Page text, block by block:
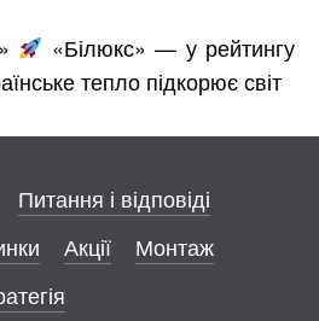
»
«Білюкс» — у рейтингу
тепло підкорює світ
Питання і відповіді
Акції
Монтаж